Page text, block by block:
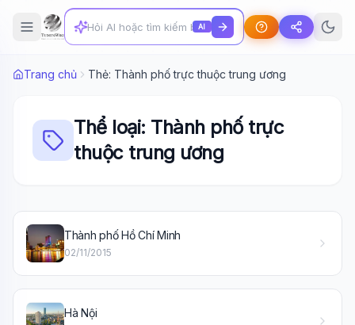
AI
Trang chủ Thẻ: Thành phố trực thuộc trung ương
Thể loại: Thành phố trực
thuộc trung ương
Thành phố Hồ Chí Minh
02/11/2015
Hà Nội
🤖Wiki Trợ Lý
Sẵn sàng hỗ trợ